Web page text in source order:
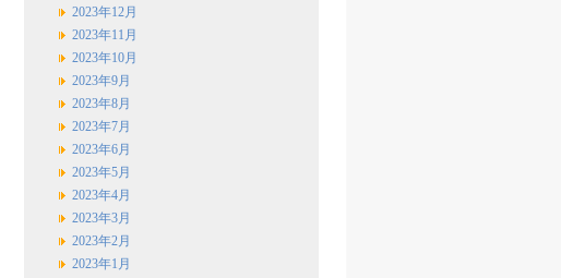
2023年12月
2023年11月
2023年10月
2023年9月
2023年8月
2023年7月
2023年6月
2023年5月
2023年4月
2023年3月
2023年2月
2023年1月